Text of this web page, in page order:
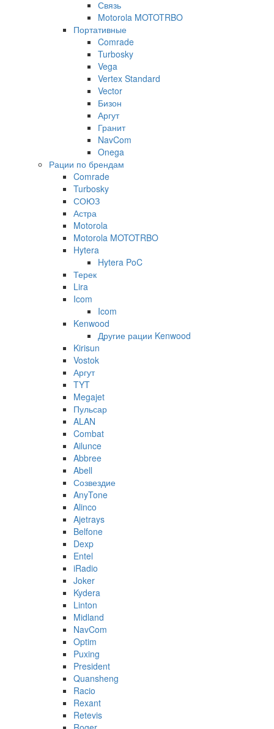
Связь
Motorola MOTOTRBO
Портативные
Comrade
Turbosky
Vega
Vertex Standard
Vector
Бизон
Аргут
Гранит
NavCom
Onega
Рации по брендам
Comrade
Turbosky
СОЮЗ
Астра
Motorola
Motorola MOTOTRBO
Hytera
Hytera PoC
Терек
Lira
Icom
Icom
Kenwood
Другие рации Kenwood
Kirisun
Vostok
Аргут
TYT
Megajet
Пульсар
ALAN
Combat
Ailunce
Abbree
Abell
Созвездие
AnyTone
Alinco
Ajetrays
Belfone
Dexp
Entel
iRadio
Joker
Kydera
Linton
Midland
NavCom
Optim
Puxing
President
Quansheng
Racio
Rexant
Retevis